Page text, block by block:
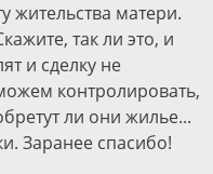
жительства матери.
так ли это, и
и сделку не
контролировать,
ли они жилье...
Заранее спасибо!